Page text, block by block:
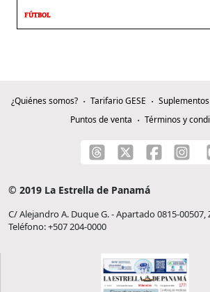
FÚTBOL
¿Quiénes somos? Tarifario GESE Suplementos
Puntos de venta
Términos y
© 2019 La Estrella de Panamá
C/ Alejandro A. Duque G. - Apartado 0815-00507,
Teléfono: +507 204-0000